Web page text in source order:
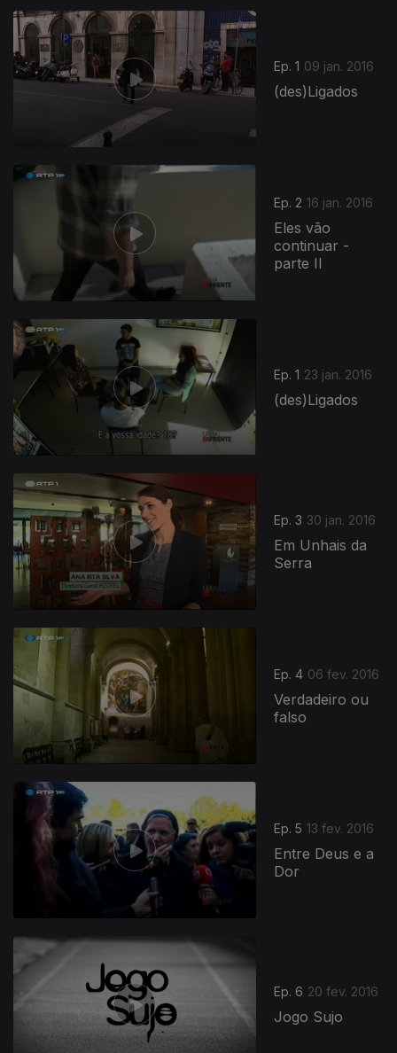
Ep. 1 09 jan. 2016
(des)Ligados
Ep. 2 16 jan. 2016
Eles vão
continuar -
parte II
Ep. 1 23 jan. 2016
(des)Ligados
Ep. 3 30 jan. 2016
Em Unhais da
Serra
Ep. 4 06 fev. 2016
Verdadeiro ou
falso
Ep. 5 13 fev. 2016
Entre Deus e a
Dor
Ep. 6 20 fev. 2016
Jogo Sujo